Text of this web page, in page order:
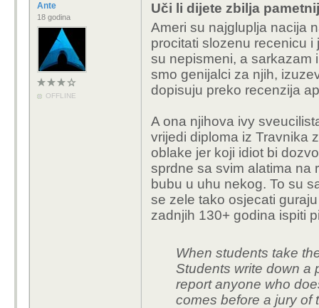
Ante
18 godina
OFFLINE
Uči li dijete zbilja
Ameri su najgluplja nacija
procitati slozenu recenicu
su nepismeni, a sarkazam
smo genijalci za njih,
dopisuju preko recenzija
A ona njihova ivy
vrijedi diploma iz Travnika
oblake jer koji idiot bi
sprdne sa svim alatima na
bubu u uhu nekog. To su
se zele tako osjecati
zadnjih 130+ godina ispiti
When students take
Students write down a
report anyone who
comes before a jury of